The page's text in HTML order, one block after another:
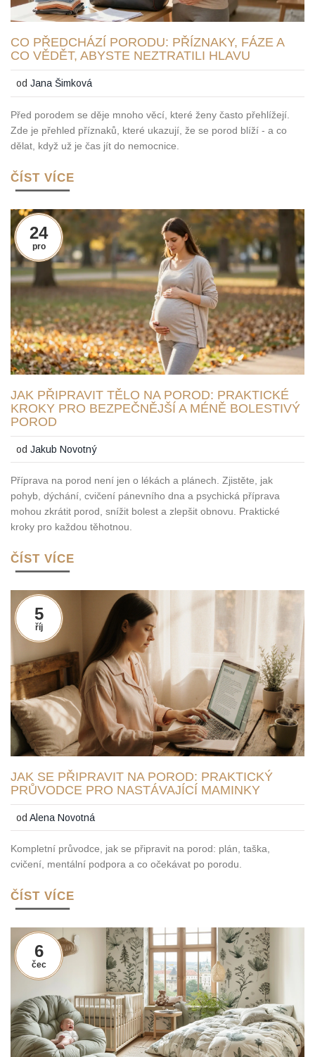
CO PŘEDCHÁZÍ PORODU: PŘÍZNAKY, FÁZE A
CO VĚDĚT, ABYSTE NEZTRATILI HLAVU
odJana Šimková
Před porodem se děje mnoho věcí, které ženy často přehlížejí.
Zde je přehled příznaků, které ukazují, že se porod blíží - a co
dělat, když už je čas jít do nemocnice.
ČÍST VÍCE
24
pro
JAK PŘIPRAVIT TĚLO NA POROD: PRAKTICKÉ
KROKY PRO BEZPEČNĚJŠÍ A MÉNĚ BOLESTIVÝ
POROD
odJakub Novotný
Příprava na porod není jen o lékách a plánech. Zjistěte, jak
pohyb, dýchání, cvičení pánevního dna a psychická příprava
mohou zkrátit porod, snížit bolest a zlepšit obnovu. Praktické
kroky pro každou těhotnou.
ČÍST VÍCE
5
říj
JAK SE PŘIPRAVIT NA POROD: PRAKTICKÝ
PRŮVODCE PRO NASTÁVAJÍCÍ MAMINKY
odAlena Novotná
Kompletní průvodce, jak se připravit na porod: plán, taška,
cvičení, mentální podpora a co očekávat po porodu.
ČÍST VÍCE
6
čec